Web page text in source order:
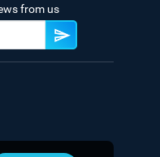
from us